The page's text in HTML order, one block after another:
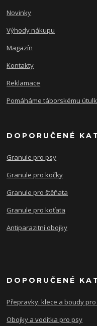
Novinky
Výhody nákupu
Magazín
Kontakty
Reklamace
Pomáháme táborskému
DOPORUČENÉ
Granule pro psy
Granule pro kočky
Granule pro štěňata
Granule pro koťata
Antiparazitní obojky
DOPORUČENÉ
Přepravky. klece a boudy
Obojky a vodítka pro psy